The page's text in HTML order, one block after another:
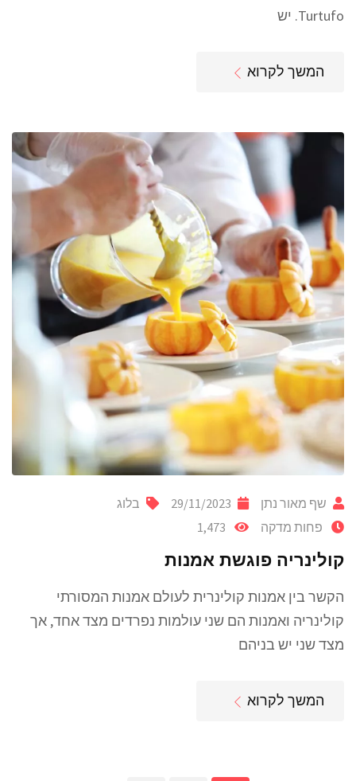
Turtufo. יש
המשך לקרוא
שף מאור נתן 29/11/2023
בלוג
פחות מדקה
קולינריה פוגשת אמנות
הקשר בין אמנות קולינרית לעולם אמנות המסורתי
קולינריה ואמנות הם שני עולמות נפרדים מצד אחד, אך
מצד שני יש בניהם
המשך לקרוא